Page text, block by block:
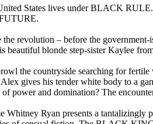
States lives under BLACK
revolution – before the
beautiful blonde step-sister Kaylee
the countryside searching for
gives his tender white body to a
power and domination? The
Whitney Ryan presents a